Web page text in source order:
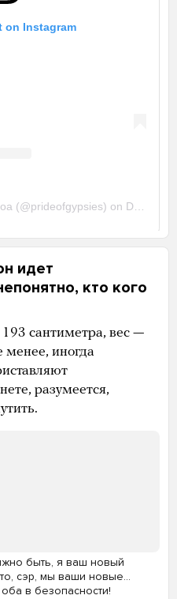
идет
кто кого
сантиметра, вес —
иногда
разумеется,
быть, я ваш новый
сэр, мы ваши новые…
в безопасности!